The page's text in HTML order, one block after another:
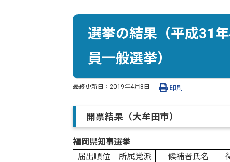
選挙の結果（平成31
員一般選挙）
最終更新日： 2019年4月8日 印刷
開票結果（大牟田市）
福岡県知事選挙
届出順位
所属党派 候補者氏名